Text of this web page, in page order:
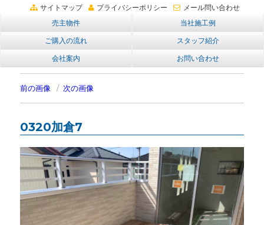
サイトマップ プライバシーポリシー
メール問い合わせ
売主物件
当社施工例
ご購入の流れ スタッフ紹介
会社案内 お問い合わせ
前の画像 次の画像
0320加倉7